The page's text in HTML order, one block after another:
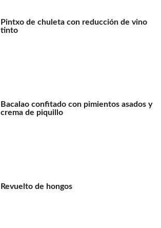
Pintxo de chuleta con reducción de vino
tinto
Bacalao confitado con pimientos asados y
crema de piquillo
Revuelto de hongos